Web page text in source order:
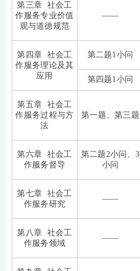
第三章 社会工
作服务专业价值
观与道德规范
——
第四章 社会工
作服务理论及其
应用
第二题1小问
第四题1小问
第五章 社会工
作服务过程与方
法
第一题、第三题
第六章 社会工
作服务督导
第二题2小问、3
小问
第七章 社会工
作服务研究
——
第八章 社会工
作服务领域
——